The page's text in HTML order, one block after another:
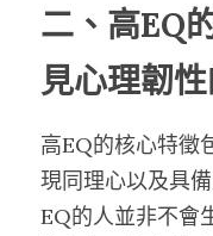
二、高EQ
見心理韌
高EQ的核心特徵
現同理心以及具
EQ的人並非不會